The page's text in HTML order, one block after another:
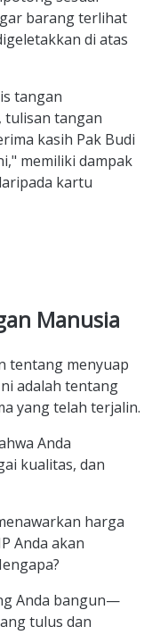
barang terlihat
di atas
tangan
tulisan tangan
kasih Pak Budi
memiliki dampak
kartu
Manusia
tentang menyuap
adalah tentang
yang telah terjalin.
Anda
kualitas, dan
harga
Anda akan
Anda bangun—
tulus dan